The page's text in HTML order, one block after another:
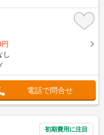
し
電話で問合せ
初期費用に注目